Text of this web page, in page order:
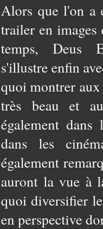
Alors que l'on a
trailer en
temps, Deus
s'illustre enfin
quoi montrer aux
très beau et
également
dans les
également
auront la vue à
quoi diversifier
en perspective